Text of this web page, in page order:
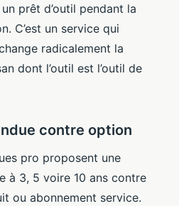
prêt d’outil pendant la
C’est un service qui
radicalement la
dont l’outil est l’outil de
contre option
pro proposent une
à 3, 5 voire 10 ans contre
ou abonnement service.